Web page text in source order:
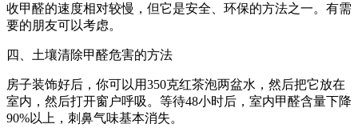
收甲醛的速度相对较慢，但它是安全、环保的方法之一。有需
要的朋友可以考虑。
四、土壤清除甲醛危害的方法
房子装饰好后，你可以用350克红茶泡两盆水，然后把它放在
室内，然后打开窗户呼吸。等待48小时后，室内甲醛含量下降
90%以上，刺鼻气味基本消失。